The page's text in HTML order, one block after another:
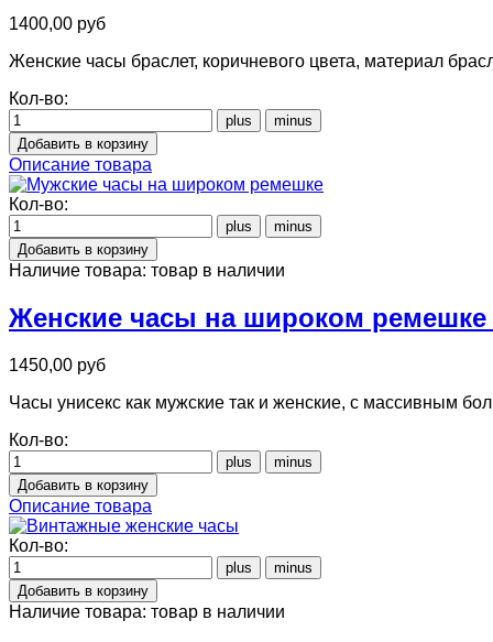
1400,00 руб
Женские часы браслет, коричневого цвета, материал
Кол-во:
Описание товара
Кол-во:
Наличие товара: товар в наличии
Женские часы на широком
1450,00 руб
Часы унисекс как мужские так и женские, с массивным
Кол-во:
Описание товара
Кол-во:
Наличие товара: товар в наличии